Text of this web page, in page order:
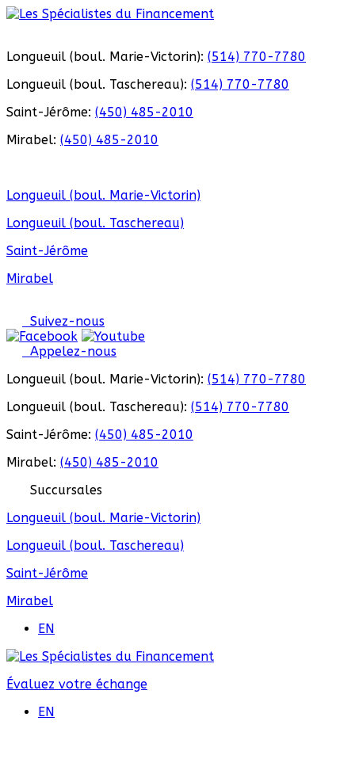
Longueuil (boul. Marie-Victorin): (514) 770-7780
Longueuil (boul. Taschereau): (514) 770-7780
Saint-Jérôme: (450) 485-2010
Mirabel: (450) 485-2010
Longueuil (boul. Marie-Victorin)
Longueuil (boul. Taschereau)
Saint-Jérôme
Mirabel
Suivez-nous
Appelez-nous
Longueuil (boul. Marie-Victorin): (514) 770-7780
Longueuil (boul. Taschereau): (514) 770-7780
Saint-Jérôme: (450) 485-2010
Mirabel: (450) 485-2010
Succursales
Longueuil (boul. Marie-Victorin)
Longueuil (boul. Taschereau)
Saint-Jérôme
Mirabel
EN
Évaluez votre échange
EN